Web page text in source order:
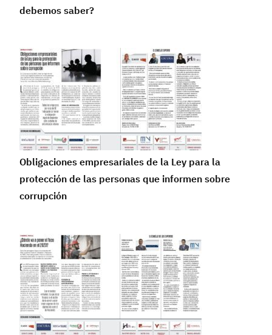
debemos saber?
Obligaciones empresariales de la Ley para la
protección de las personas que informen sobre
corrupción